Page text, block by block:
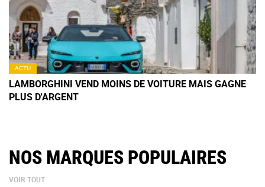
ACTU
LAMBORGHINI VEND MOINS DE VOITURE MAIS GAGNE
PLUS D'ARGENT
NOS MARQUES POPULAIRES
VOIR TOUT